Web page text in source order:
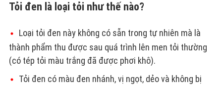
Tỏi đen là loại tỏi như thế nào?
Loại tỏi đen này không có sẵn trong tự nhiên mà là
thành phẩm thu được sau quá trình lên men tỏi thường
(có tép tỏi màu trắng đã được phơi khô).
Tỏi đen có màu đen nhánh, vị ngọt, dẻo và không bị